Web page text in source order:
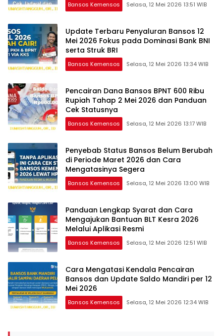
Bansos Kemensos Selasa, 12 Mei 2026 13:51 WIB
Update Terbaru Penyaluran Bansos 12
Mei 2026 Fokus pada Dominasi Bank BNI
serta Struk BRI
Bansos Kemensos Selasa, 12 Mei 2026 13:34 WIB
Pencairan Dana Bansos BPNT 600 Ribu
Rupiah Tahap 2 Mei 2026 dan Panduan
Cek Statusnya
Bansos Kemensos Selasa, 12 Mei 2026 13:17 WIB
Penyebab Status Bansos Belum Berubah
di Periode Maret 2026 dan Cara
Mengatasinya Segera
Bansos Kemensos Selasa, 12 Mei 2026 13:00 WIB
Panduan Lengkap Syarat dan Cara
Mengajukan Bantuan BLT Kesra 2026
Melalui Aplikasi Resmi
Bansos Kemensos Selasa, 12 Mei 2026 12:51 WIB
Cara Mengatasi Kendala Pencairan
Bansos dan Update Saldo Mandiri per 12
Mei 2026
Bansos Kemensos Selasa, 12 Mei 2026 12:34 WIB